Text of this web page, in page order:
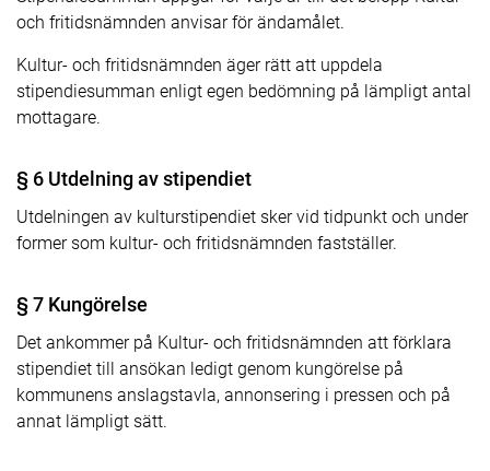
och fritidsnämnden anvisar för ändamålet.
Kultur- och fritidsnämnden äger rätt att uppdela
stipendiesumman enligt egen bedömning på lämpligt antal
mottagare.
§ 6 Utdelning av stipendiet
Utdelningen av kulturstipendiet sker vid tidpunkt och under
former som kultur- och fritidsnämnden fastställer.
§ 7 Kungörelse
Det ankommer på Kultur- och fritidsnämnden att förklara
stipendiet till ansökan ledigt genom kungörelse på
kommunens anslagstavla, annonsering i pressen och på
annat lämpligt sätt.